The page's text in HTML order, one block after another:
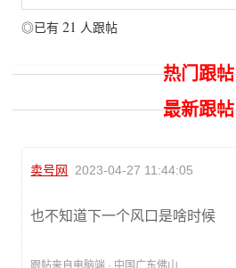
◎已有 21 人跟帖
热门跟帖
最新跟帖
卖号网 2023-04-27 11:44:05
也不知道下一个风口是啥时候
跟帖来自电脑端 · 中国广东佛山